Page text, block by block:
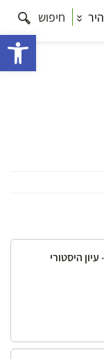
חיפוש
היסטורי